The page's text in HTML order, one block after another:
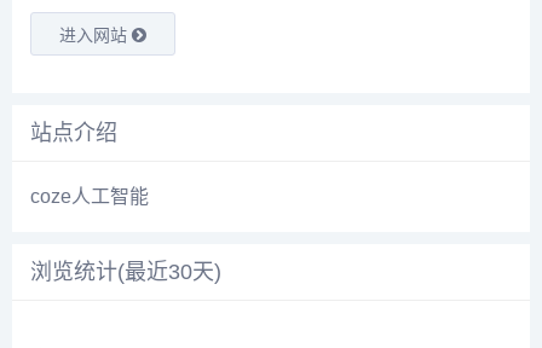
进入网站
站点介绍
coze人工智能
浏览统计(最近30天)